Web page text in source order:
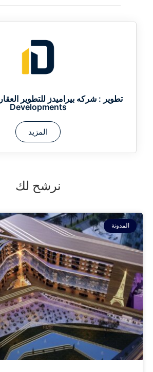
تطوير :
Developments
المزيد
نرشح لك
المدونة